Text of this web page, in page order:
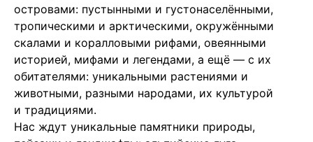
островами: пустынными и густонаселёнными,
тропическими и арктическими, окружёнными
скалами и коралловыми рифами, овеянными
историей, мифами и легендами, а ещё — с их
обитателями: уникальными растениями и
животными, разными народами, их культурой
и традициями.
Нас ждут уникальные памятники природы,